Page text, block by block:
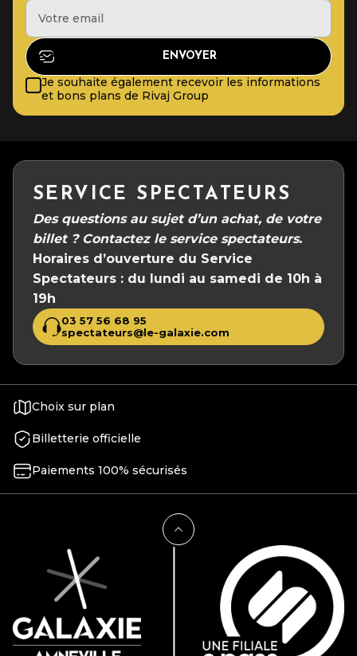
Je souhaite également recevoir les informations
et bons plans de Rivaj Group
SERVICE SPECTATEURS
Des questions au sujet d’un achat, de votre
billet ? Contactez le service spectateurs.
Horaires d’ouverture du Service
Spectateurs : du lundi au samedi de 10h à
19h
03 57 56 68 95
spectateurs@le-galaxie.com
Choix sur plan
Billetterie officielle
Paiements 100% sécurisés